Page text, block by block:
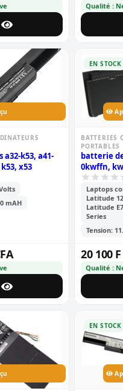
Qualité :
k53, a41-
x53
mAH
EN STOCK
BATTERIES
PORTABLES
batterie
0kwffn,
Laptops
Latitude
Latitude
Series
Tension:
20 100
Qualité :
EN STOCK